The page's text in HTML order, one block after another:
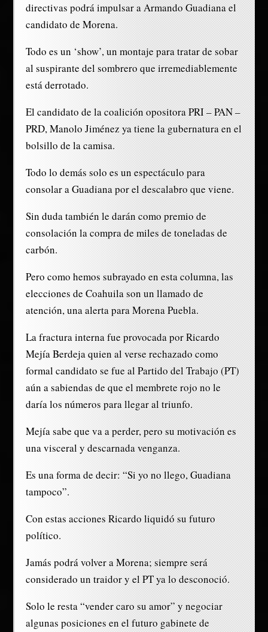
directivas podrá impulsar a Armando Guadiana el
candidato de Morena.
Todo es un ‘show’, un montaje para tratar de sobar
al suspirante del sombrero que irremediablemente
está derrotado.
El candidato de la coalición opositora PRI – PAN –
PRD, Manolo Jiménez ya tiene la gubernatura en el
bolsillo de la camisa.
Todo lo demás solo es un espectáculo para
consolar a Guadiana por el descalabro que viene.
Sin duda también le darán como premio de
consolación la compra de miles de toneladas de
carbón.
Pero como hemos subrayado en esta columna, las
elecciones de Coahuila son un llamado de
atención, una alerta para Morena Puebla.
La fractura interna fue provocada por Ricardo
Mejía Berdeja quien al verse rechazado como
formal candidato se fue al Partido del Trabajo (PT)
aún a sabiendas de que el membrete rojo no le
daría los números para llegar al triunfo.
Mejía sabe que va a perder, pero su motivación es
una visceral y descarnada venganza.
Es una forma de decir: “Si yo no llego, Guadiana
tampoco”.
Con estas acciones Ricardo liquidó su futuro
político.
Jamás podrá volver a Morena; siempre será
considerado un traidor y el PT ya lo desconoció.
Solo le resta “vender caro su amor” y negociar
algunas posiciones en el futuro gabinete de